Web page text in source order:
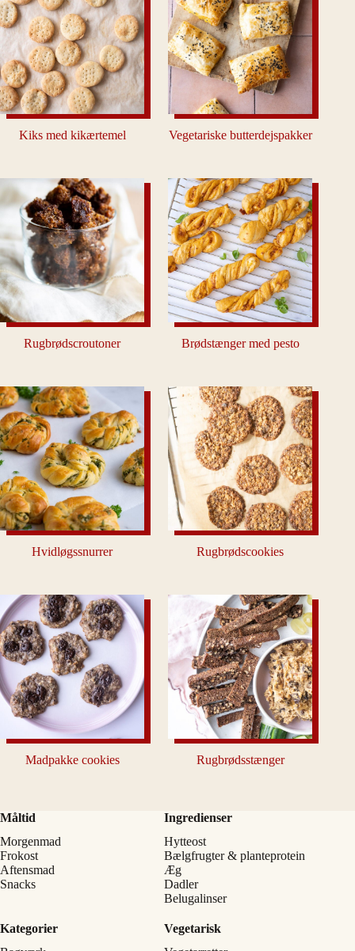
Kiks med kikærtemel Vegetariske butterdejspakker
Rugbrødscroutoner Brødstænger med pesto
Hvidløgssnurrer Rugbrødscookies
Madpakke cookies Rugbrødsstænger
Måltid
Morgenmad
Frokost
Aftensmad
Snacks
Ingredienser
Hytteost
Bælgfrugter & planteprotein
Æg
Dadler
Belugalinser
Kategorier
Vegetarisk